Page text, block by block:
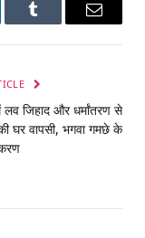
Tumblr Email
जिहाद और धर्मांतरण से
घर वापसी, भगवा गमछे के